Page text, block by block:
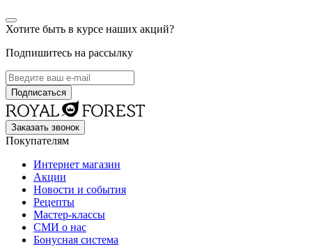
Хотите быть в курсе наших акций?
Подпишитесь на рассылку
Заказать звонок
Покупателям
Интернет магазин
Акции
Новости и события
Рецепты
Мастер-классы
СМИ о нас
Бонусная система